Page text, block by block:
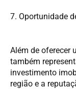
7. Oportunidade
Além de oferecer
também
investimento
região e a